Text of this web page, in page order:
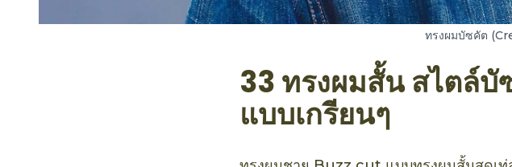
ทรงผมบัซคัต
33 ทรงผมสั้น สไตล์
แบบเกรียนๆ